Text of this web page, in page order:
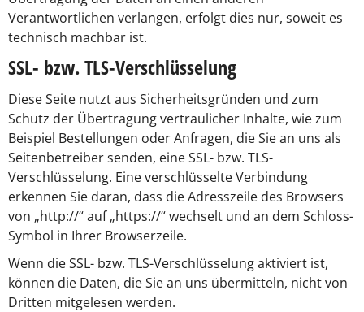
Verantwortlichen verlangen, erfolgt dies nur, soweit es
technisch machbar ist.
SSL- bzw. TLS-Verschlüsselung
Diese Seite nutzt aus Sicherheitsgründen und zum
Schutz der Übertragung vertraulicher Inhalte, wie zum
Beispiel Bestellungen oder Anfragen, die Sie an uns als
Seitenbetreiber senden, eine SSL- bzw. TLS-
Verschlüsselung. Eine verschlüsselte Verbindung
erkennen Sie daran, dass die Adresszeile des Browsers
von „http://“ auf „https://“ wechselt und an dem Schloss-
Symbol in Ihrer Browserzeile.
Wenn die SSL- bzw. TLS-Verschlüsselung aktiviert ist,
können die Daten, die Sie an uns übermitteln, nicht von
Dritten mitgelesen werden.